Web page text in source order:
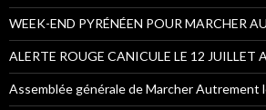
WEEK-END PYRÉNÉEN POUR MARCHER
ALERTE ROUGE CANICULE LE 12 JUILLET
Assemblée générale de Marcher Autrement